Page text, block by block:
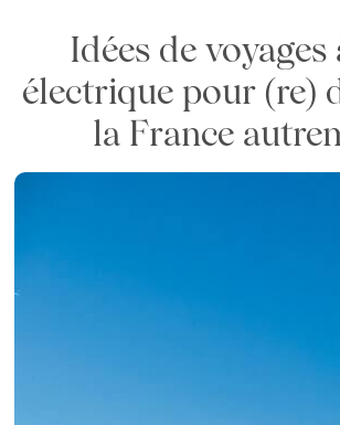
Idées de voyages
électrique pour (re)
la France